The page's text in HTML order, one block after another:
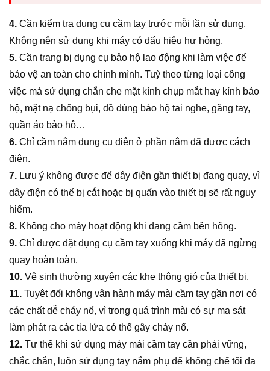
4. Cần kiểm tra dụng cụ cầm tay trước mỗi lần sử dụng.
Không nên sử dụng khi máy có dấu hiệu hư hỏng.
5. Cần trang bị dụng cụ bảo hộ lao động khi làm việc để
bảo vệ an toàn cho chính mình. Tuỳ theo từng loại công
việc mà sử dụng chắn che mặt kính chụp mắt hay kính bảo
hộ, mặt nạ chống bụi, đồ dùng bảo hộ tai nghe, găng tay,
quần áo bảo hộ…
6. Chỉ cầm nắm dụng cụ điện ở phần nắm đã được cách
điện.
7. Lưu ý không được để dây điện gần thiết bị đang quay, vì
dây điện có thể bị cắt hoặc bị quấn vào thiết bị sẽ rất nguy
hiểm.
8. Không cho máy hoạt động khi đang cầm bên hông.
9. Chỉ được đặt dụng cụ cầm tay xuống khi máy đã ngừng
quay hoàn toàn.
10. Vệ sinh thường xuyên các khe thông gió của thiết bị.
11. Tuyệt đối không vận hành máy mài cầm tay gần nơi có
các chất dễ cháy nổ, vì trong quá trình mài có sự ma sát
làm phát ra các tia lửa có thể gây cháy nổ.
12. Tư thế khi sử dụng máy mài cầm tay cần phải vững,
chắc chắn, luôn sử dụng tay nắm phụ để khống chế tối đa